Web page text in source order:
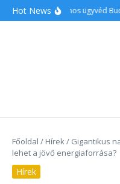
Ugrás a tartalomhoz
Hot NewsIngatlanos ügyvéd
Főoldal / Hírek/ Gigantikus
lehet a jövő energiaforrása?
Hírek